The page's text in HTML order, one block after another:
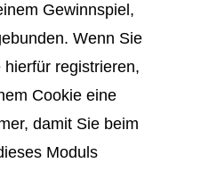
Gewinnspiel,
Wenn Sie
registrieren,
Cookie eine
damit Sie beim
Moduls